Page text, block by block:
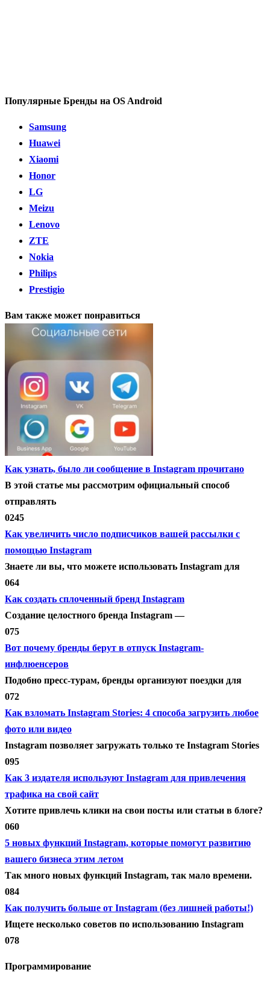
Популярные Бренды на OS Android
Samsung
Huawei
Xiaomi
Honor
LG
Meizu
Lenovo
ZTE
Nokia
Philips
Prestigio
Вам также может понравиться
Как узнать, было ли сообщение в Instagram прочитано
В этой статье мы рассмотрим официальный способ
отправлять
0245
Как увеличить число подписчиков вашей рассылки с
помощью Instagram
Знаете ли вы, что можете использовать Instagram для
064
Как создать сплоченный бренд Instagram
Создание целостного бренда Instagram —
075
Вот почему бренды берут в отпуск Instagram-
инфлюенсеров
Подобно пресс-турам, бренды организуют поездки для
072
Как взломать Instagram Stories: 4 способа загрузить любое
фото или видео
Instagram позволяет загружать только те Instagram Stories
095
Как 3 издателя используют Instagram для привлечения
трафика на свой сайт
Хотите привлечь клики на свои посты или статьи в блоге?
060
5 новых функций Instagram, которые помогут развитию
вашего бизнеса этим летом
Так много новых функций Instagram, так мало времени.
084
Как получить больше от Instagram (без лишней работы!)
Ищете несколько советов по использованию Instagram
078
Программирование